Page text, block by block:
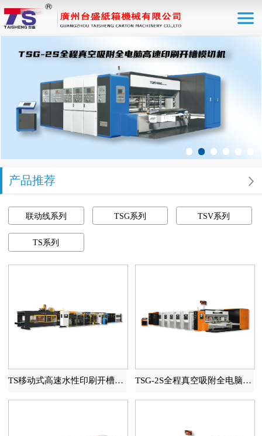
产品推荐
联动线系列 TSG系列 TSV系列
TS系列
TS移动式高速水性印刷开槽模切糊箱联动线 TSG-2S全程真空吸附全电脑高速印刷开槽模切机